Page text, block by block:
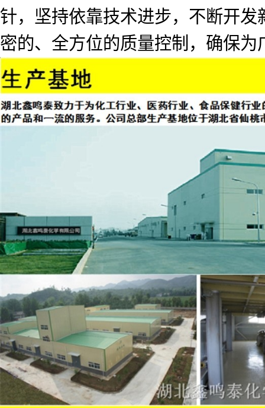
针，坚持依靠技术进步，不断开
密的、全方位的质量控制，确保